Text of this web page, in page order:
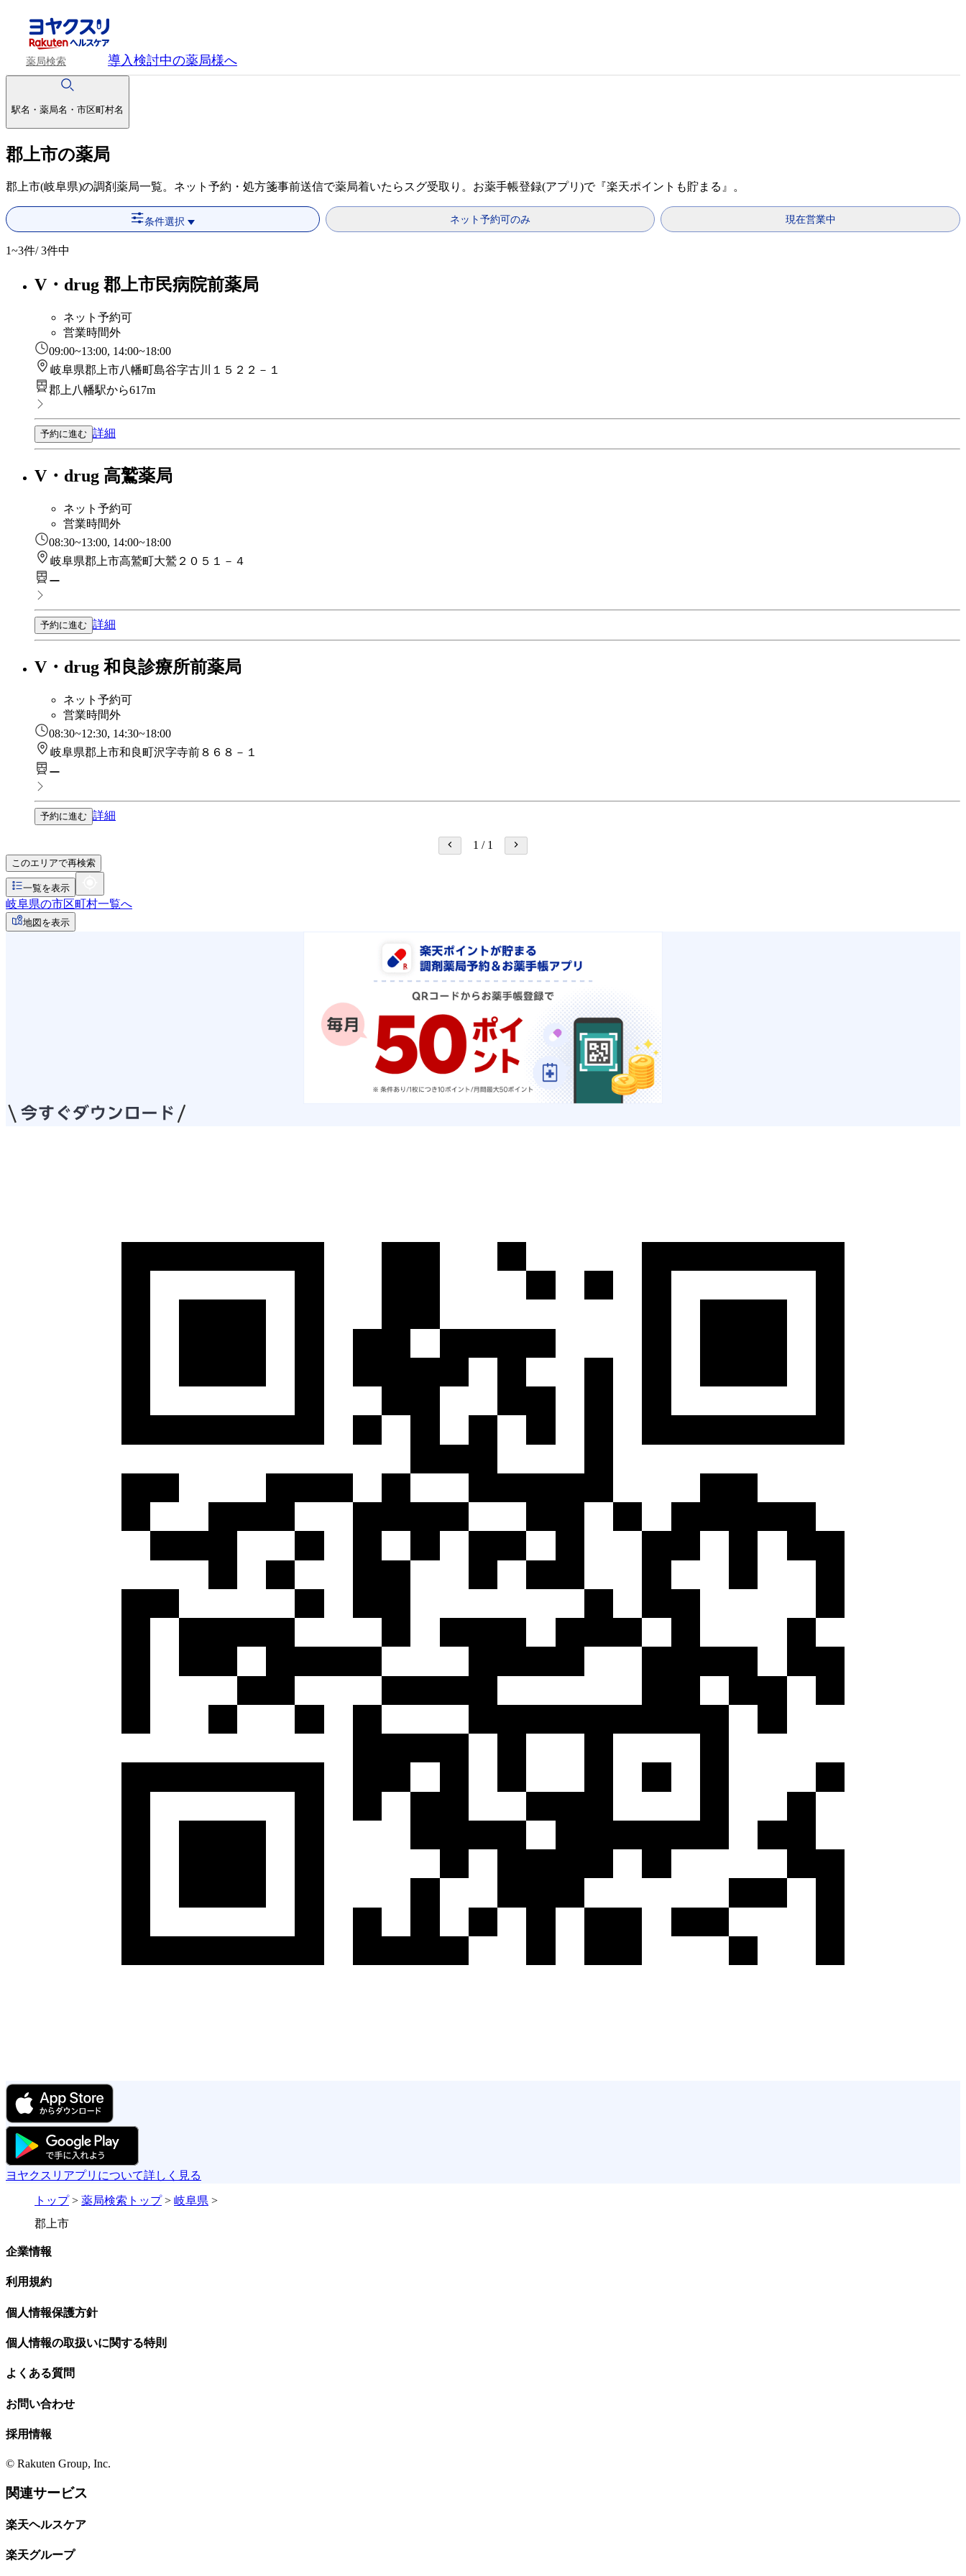
薬局検索 導入検討中の薬局様へ
駅名・薬局名・市区町村名
郡上市の薬局
郡上市(岐阜県)の調剤薬局一覧。ネット予約・処方箋事前送信で薬局着いたらスグ受取り。お薬手帳登録(アプリ)で『楽天ポイントも貯まる』。
条件選択 ネット予約可のみ 現在営業中
1~3件/ 3件中
V・drug 郡上市民病院前薬局
ネット予約可
営業時間外
09:00~13:00, 14:00~18:00
岐阜県郡上市八幡町島谷字古川１５２２－１
郡上八幡駅から617m
予約に進む 詳細
V・drug 高鷲薬局
ネット予約可
営業時間外
08:30~13:00, 14:00~18:00
岐阜県郡上市高鷲町大鷲２０５１－４
ー
予約に進む 詳細
V・drug 和良診療所前薬局
ネット予約可
営業時間外
08:30~12:30, 14:30~18:00
岐阜県郡上市和良町沢字寺前８６８－１
ー
予約に進む 詳細
1 / 1
このエリアで再検索
一覧を表示
岐阜県の市区町村一覧へ
地図を表示
ヨヤクスリアプリについて詳しく見る
トップ> 薬局検索トップ> 岐阜県 >
郡上市
企業情報
利用規約
個人情報保護方針
個人情報の取扱いに関する特則
よくある質問
お問い合わせ
採用情報
© Rakuten Group, Inc.
関連サービス
楽天ヘルスケア
楽天グループ